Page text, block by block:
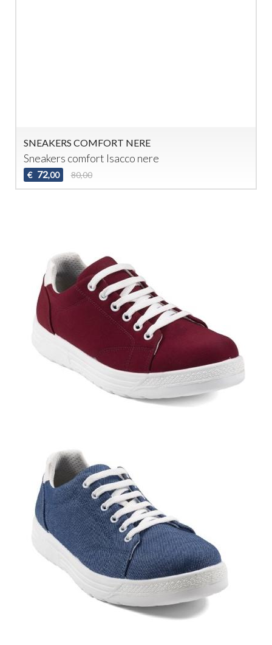
SNEAKERS COMFORT NERE
Sneakers comfort Isacco nere
€ 72,00 80,00